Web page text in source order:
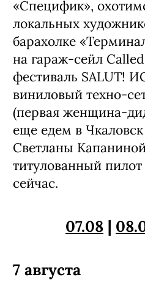
«Специфик»,
локальных
барахолке
на гараж-сейл
фестиваль SALUT!
виниловый техно-
(первая женщина-
еще едем в
Светланы
титулованный
сейчас.
07.08 |
7 августа